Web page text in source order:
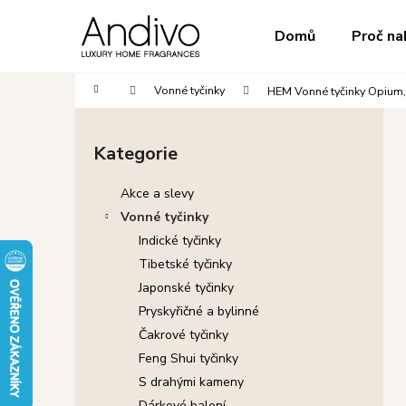
Domů Proč
Domů Vonné tyčinky HEM Vonné tyčinky
Přeskočit
kategorie
Kategorie
Akce a slevy
Vonné tyčinky
Indické tyčinky
Tibetské tyčinky
Japonské tyčinky
Pryskyřičné a bylinné
Čakrové tyčinky
Feng Shui tyčinky
S drahými kameny
Zpět
do
obchodu
Zpět
do
obchodu